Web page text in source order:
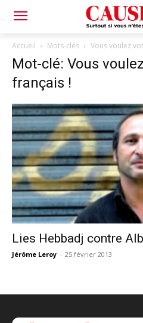
Accueil Mots-clés Vous voulez
Mot-clé: Vous
français !
Lies Hebbadj contre
Jérôme Leroy - 25 février 2013